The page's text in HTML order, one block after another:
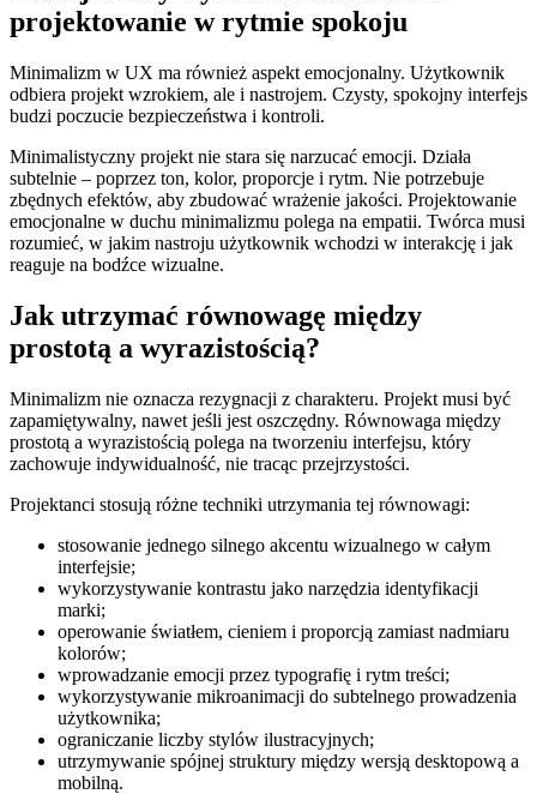
projektowanie w rytmie spokoju
Minimalizm w UX ma również aspekt emocjonalny. Użytkownik
odbiera projekt wzrokiem, ale i nastrojem. Czysty, spokojny interfejs
budzi poczucie bezpieczeństwa i kontroli.
Minimalistyczny projekt nie stara się narzucać emocji. Działa
subtelnie – poprzez ton, kolor, proporcje i rytm. Nie potrzebuje
zbędnych efektów, aby zbudować wrażenie jakości. Projektowanie
emocjonalne w duchu minimalizmu polega na empatii. Twórca musi
rozumieć, w jakim nastroju użytkownik wchodzi w interakcję i jak
reaguje na bodźce wizualne.
Jak utrzymać równowagę między
prostotą a wyrazistością?
Minimalizm nie oznacza rezygnacji z charakteru. Projekt musi być
zapamiętywalny, nawet jeśli jest oszczędny. Równowaga między
prostotą a wyrazistością polega na tworzeniu interfejsu, który
zachowuje indywidualność, nie tracąc przejrzystości.
Projektanci stosują różne techniki utrzymania tej równowagi:
stosowanie jednego silnego akcentu wizualnego w całym
interfejsie;
wykorzystywanie kontrastu jako narzędzia identyfikacji
marki;
operowanie światłem, cieniem i proporcją zamiast nadmiaru
kolorów;
wprowadzanie emocji przez typografię i rytm treści;
wykorzystywanie mikroanimacji do subtelnego prowadzenia
użytkownika;
ograniczanie liczby stylów ilustracyjnych;
utrzymywanie spójnej struktury między wersją desktopową a
mobilną.